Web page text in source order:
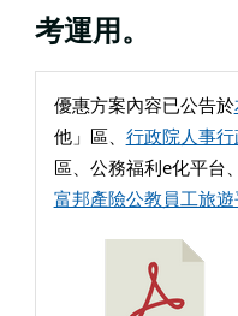
考運用。
優惠方案內容已公告於
他」區、 行政院人事
區、公務福利e化平台
富邦產險公教員工旅